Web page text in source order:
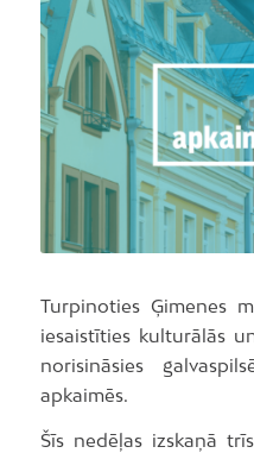
Turpinoties Ģimenes
iesaistīties kulturālās
norisināsies
apkaimēs.
Šīs nedēļas izskaņā